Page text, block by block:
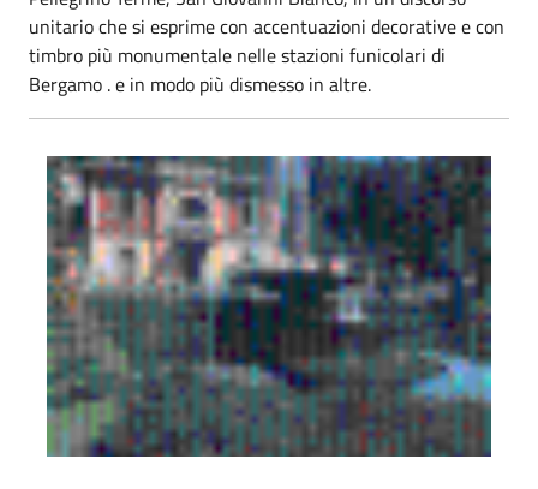
unitario che si esprime con accentuazioni decorative e con
timbro più monumentale nelle stazioni funicolari di
Bergamo . e in modo più dismesso in altre.
La ferrovia